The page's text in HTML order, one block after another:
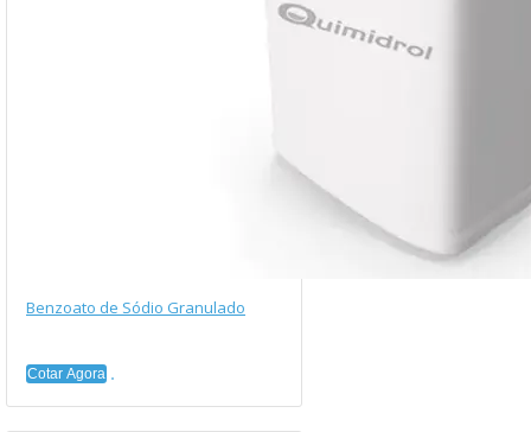
Benzoato de Sódio Granulado
Cotar Agora